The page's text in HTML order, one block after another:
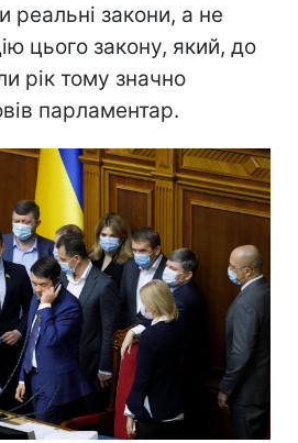
реальні закони, а не
цього закону, який, до
рік тому значно
парламентар.